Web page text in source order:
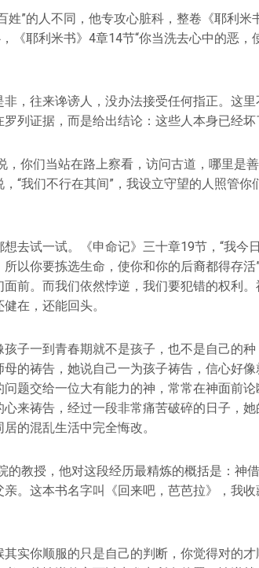
姓”的人不同，他专攻心脏科，整卷《耶利米
《耶利米书》4章14节“你当洗去心中的恶，
，往来谗谤人，没办法接受任何指正。这里
列证据，而是给出结论：这些人本身已经坏
，你们当站在路上察看，访问古道，哪里是
“我们不行在其间”，我设立守望的人照管你
去试一试。《申命记》三十章19节，“我今
以你要拣选生命，使你和你的后裔都得存活
前。而我们依然悖逆，我们要犯错的权利。
在，还能回头。
子一到青春期就不是孩子，也不是自己的种
的祷告，她说自己一为孩子祷告，信心好像
题交给一位大有能力的神，常常在神面前论
来祷告，经过一段非常痛苦破碎的日子，她
的混乱生活中完全悔改。
的教授，他对这段经历最精炼的概括是：神
。这本书名字叫《回来吧，芭芭拉》，我
实你顺服的只是自己的判断，你觉得对的